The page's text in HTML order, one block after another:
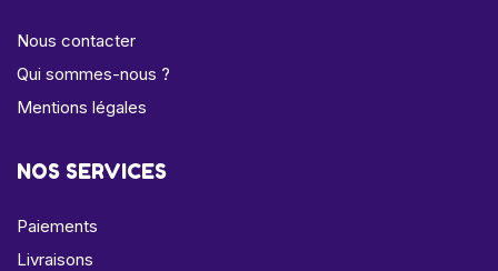
Nous contacter
Qui sommes-nous ?
Mentions légales
NOS SERVICES
Paiements
Livraisons